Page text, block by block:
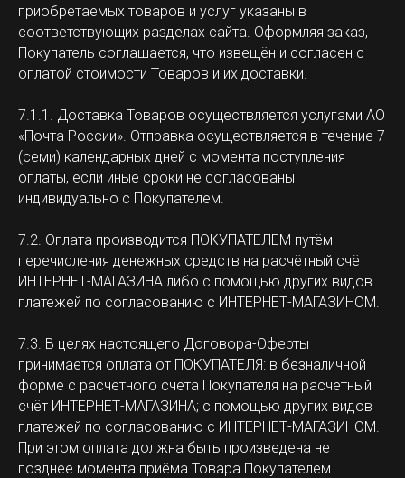
приобретаемых товаров и услуг указаны в
соответствующих разделах сайта. Оформляя заказ,
Покупатель соглашается, что извещён и согласен с
оплатой стоимости Товаров и их доставки.
7.1.1. Доставка Товаров осуществляется услугами АО
«Почта России». Отправка осуществляется в течение 7
(семи) календарных дней с момента поступления
оплаты, если иные сроки не согласованы
индивидуально с Покупателем.
7.2. Оплата производится ПОКУПАТЕЛЕМ путём
перечисления денежных средств на расчётный счёт
ИНТЕРНЕТ-МАГАЗИНА либо с помощью других видов
платежей по согласованию с ИНТЕРНЕТ-МАГАЗИНОМ.
7.3. В целях настоящего Договора-Оферты
принимается оплата от ПОКУПАТЕЛЯ: в безналичной
форме с расчётного счёта Покупателя на расчётный
счёт ИНТЕРНЕТ-МАГАЗИНА; с помощью других видов
платежей по согласованию с ИНТЕРНЕТ-МАГАЗИНОМ.
При этом оплата должна быть произведена не
позднее момента приёма Товара Покупателем